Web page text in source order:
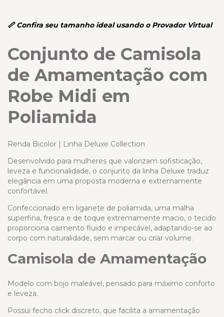
📏 Confira seu tamanho ideal usando o Provador Virtual
Conjunto de Camisola
de Amamentação com
Robe Midi em
Poliamida
Renda Bicolor | Linha Deluxe Collection
Desenvolvido para mulheres que valorizam sofisticação,
leveza e funcionalidade, o conjunto da linha Deluxe traduz
elegância em uma proposta moderna e extremamente
confortável.
Confeccionado em liganete de poliamida, uma malha
superfina, fresca e de toque extremamente macio, o tecido
proporciona caimento fluido e impecável, adaptando-se ao
corpo com naturalidade, sem marcar ou criar volume.
Camisola de Amamentação
Modelo com bojo maleável, pensado para máximo conforto
e leveza.
Possui fecho click discreto, que facilita a amamentação